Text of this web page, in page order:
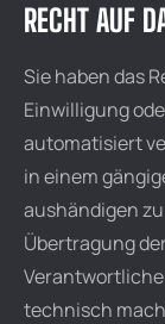
RECHT AUF
Sie haben das
Einwilligung
automatisiert
in einem
aushändigen
Übertragung
technisch